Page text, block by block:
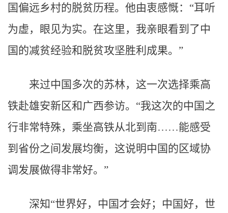
国偏远乡村的脱贫历程。他由衷感慨：“耳听
为虚，眼见为实。在这里，我亲眼看到了中
国的减贫经验和脱贫攻坚胜利成果。”
来过中国多次的苏林，这一次选择乘高
铁赴雄安新区和广西参访。“我这次的中国之
行非常特殊，乘坐高铁从北到南……能感受
到省份之间发展均衡，这说明中国的区域协
调发展做得非常好。”
深知“世界好，中国才会好；中国好，世